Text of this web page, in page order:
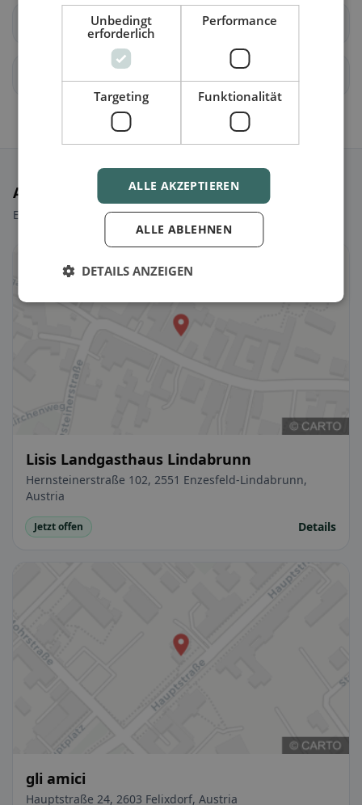
Miesenbach Muggendorf
Ausgewählte Restaurants
Ein paar Picks, um sofort loszulegen.
Lisis Landgasthaus Lindabrunn
Hernsteinerstraße 102, 2551 Enzesfeld-Lindabrunn,
Austria
Jetzt offen Details
gli amici
Hauptstraße 24, 2603 Felixdorf, Austria
Unbedingt
erforderlich
Performance
Targeting Funktionalität
ALLE AKZEPTIEREN
ALLE ABLEHNEN
DETAILS ANZEIGEN